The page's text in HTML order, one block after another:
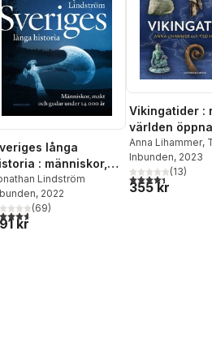
långa
: människor,
och gudar under
år
Lindström
, 2022
utav 5 stjärnor. Totalt antal röster:
(69)
kr
Vikingatider :
världen
Anna Lihammer,
Hesselbom
Inbunden, 2023
4,4utav 5(13)
355 kr